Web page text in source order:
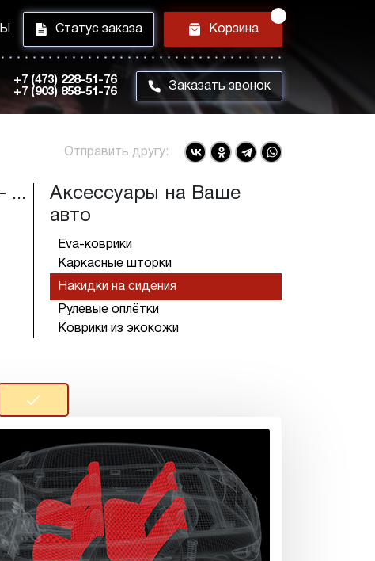
i Статус заказа h Корзина
+7 (473) 228-51-76
+7 (903) 858-51-76
m Заказать звонок
Отправить другу:
...
Аксессуары на Ваше
авто
Eva-коврики
Каркасные шторки
Накидки на сидения
Рулевые оплётки
Коврики из экокожи